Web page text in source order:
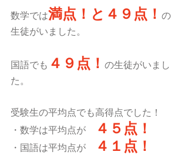
数学では満点！と４９点！ の
生徒がいました。
国語でも ４９点！ の生徒がいまし
た。
受験生の平均点でも高得点でした！
・数学は平均点が
４５点！
・国語は平均点が ４１点！